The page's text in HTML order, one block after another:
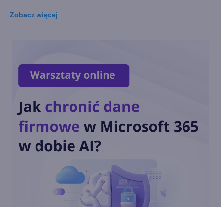
pobranie Paint 3D
Przedłużone wsparcie
konsumentów. Ile będzie
kosztować?
Zobacz więcej